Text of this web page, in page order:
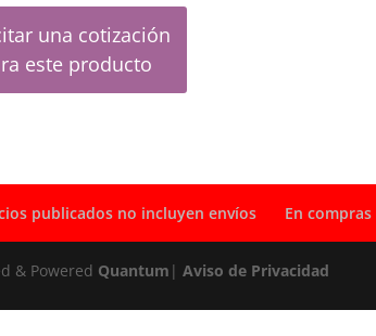
una cotización
este producto
publicados no incluyen envíos En
& Powered Quantum |Aviso de Privacidad